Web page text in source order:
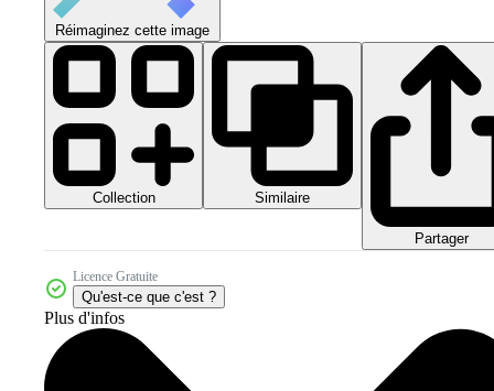
Réimaginez cette image
Collection Similaire
Partager
Licence Gratuite
Qu'est-ce que c'est ?
Plus d'infos